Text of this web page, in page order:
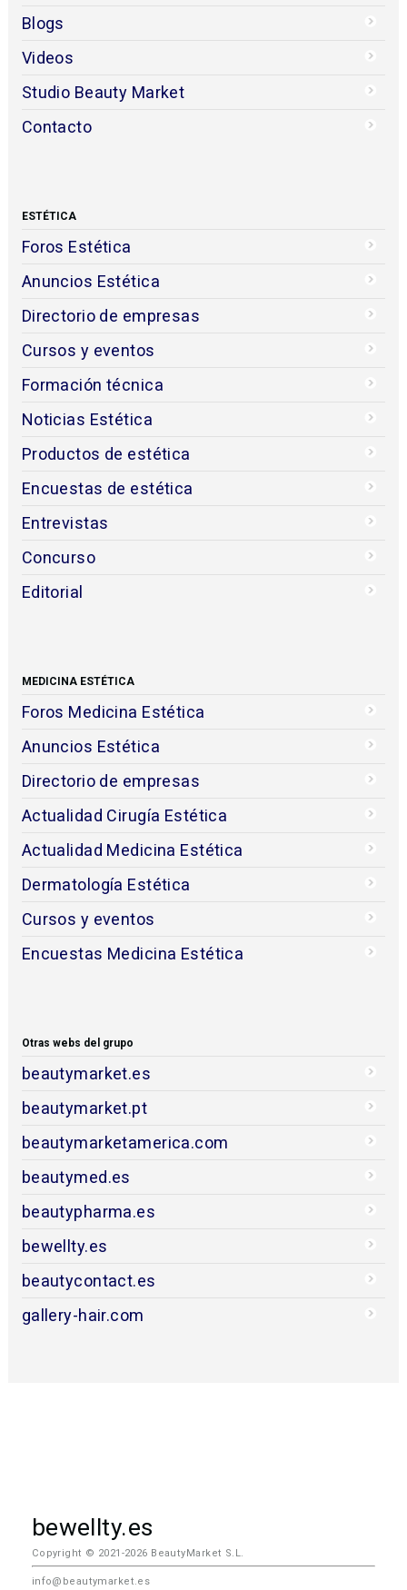
Blogs
Videos
Studio Beauty Market
Contacto
ESTÉTICA
Foros Estética
Anuncios Estética
Directorio de empresas
Cursos y eventos
Formación técnica
Noticias Estética
Productos de estética
Encuestas de estética
Entrevistas
Concurso
Editorial
MEDICINA ESTÉTICA
Foros Medicina Estética
Anuncios Estética
Directorio de empresas
Actualidad Cirugía Estética
Actualidad Medicina Estética
Dermatología Estética
Cursos y eventos
Encuestas Medicina Estética
Otras webs del grupo
beautymarket.es
beautymarket.pt
beautymarketamerica.com
beautymed.es
beautypharma.es
bewellty.es
beautycontact.es
gallery-hair.com
bewellty.es
Copyright © 2021-2026 BeautyMarket S.L.
info@beautymarket.es